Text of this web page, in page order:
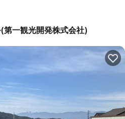
一観光開発株式会社)